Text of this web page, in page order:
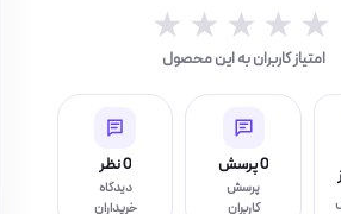
★★★★★
امتیاز کاربران به این محصول
0 پرسش
پرسش
کاربران
0 نظر
دیدگاه
خریداران